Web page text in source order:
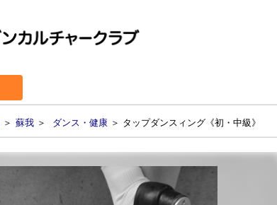
＞ 蘇我 ＞ ダンス・健康 ＞ タップダンスィング《初・中級》